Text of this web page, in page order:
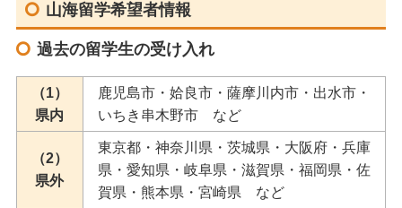
山海留学希望者情報
過去の留学生の受け入れ
（1）
県内
鹿児島市・姶良市・薩摩川内市・出水市・
いちき串木野市 など
（2）
県外
東京都・神奈川県・茨城県・大阪府・兵庫
県・愛知県・岐阜県・滋賀県・福岡県・佐
賀県・熊本県・宮崎県 など